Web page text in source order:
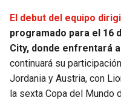
El debut del equipo
programado para el 16
City, donde enfrentará
continuará su
Jordania y Austria, con
la sexta Copa del Mundo